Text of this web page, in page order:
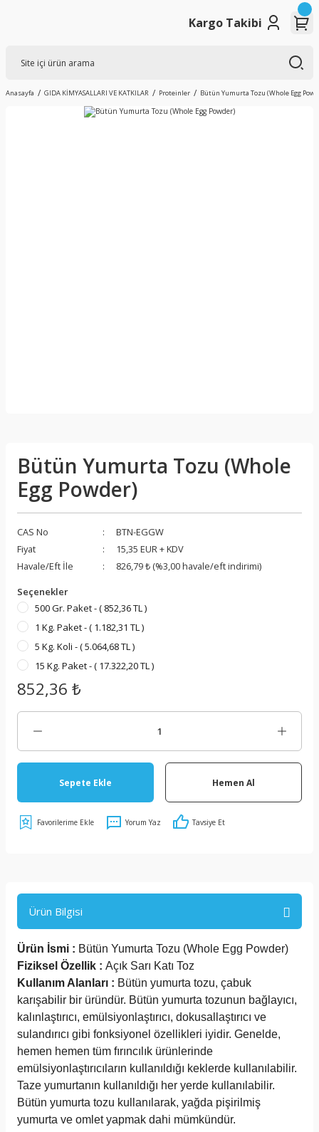
Kargo Takibi
Anasayfa GIDA KİMYASALLARI VE KATKILAR Proteinler Bütün Yumurta Tozu (Whole Egg
Bütün Yumurta Tozu (Whole
Egg Powder)
CAS No
BTN-EGGW
Fiyat
15,35 EUR + KDV
Havale/Eft İle
826,79 ₺ (%3,00 havale/eft indirimi)
Seçenekler
500 Gr. Paket - ( 852,36 TL )
1 Kg. Paket - ( 1.182,31 TL )
5 Kg. Koli - ( 5.064,68 TL )
15 Kg. Paket - ( 17.322,20 TL )
852,36 ₺
Sepete Ekle Hemen Al
Yorum Yaz Tavsiye Et
Ürün Bilgisi
Ürün İsmi : Bütün Yumurta Tozu (Whole Egg Powder)
Fiziksel Özellik : Açık Sarı Katı Toz
Kullanım Alanları : Bütün yumurta tozu, çabuk
karışabilir bir üründür. Bütün yumurta tozunun bağlayıcı,
kalınlaştırıcı, emülsiyonlaştırıcı, dokusallaştırıcı ve
sulandırıcı gibi fonksiyonel özellikleri iyidir. Genelde,
hemen hemen tüm fırıncılık ürünlerinde
emülsiyonlaştırıcıların kullanıldığı keklerde kullanılabilir.
Taze yumurtanın kullanıldığı her yerde kullanılabilir.
Bütün yumurta tozu kullanılarak, yağda pişirilmiş
yumurta ve omlet yapmak dahi mümkündür.